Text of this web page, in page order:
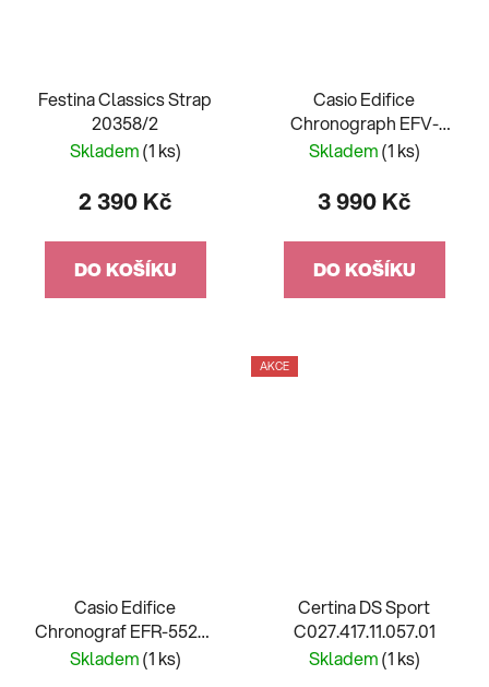
Festina Classics Strap
20358/2
Skladem(1 ks)
2 390 Kč
DO KOŠÍKU
Casio Edifice
Chronograph EFV-
640DC-3AVUEF
Skladem(1 ks)
3 990 Kč
DO KOŠÍKU
Casio Edifice
Chronograf EFR-552D-
2AVUEF
Skladem(1 ks)
AKCE
Certina DS Sport
C027.417.11.057.01
Skladem(1 ks)